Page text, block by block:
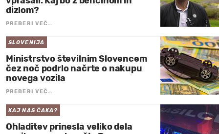
dizlom?
PREBERI VEČ…
SLOVENIJA
Ministrstvo številnim Slovencem
čez noč podrlo načrte o nakupu
novega vozila
PREBERI VEČ…
KAJ NAS ČAKA?
Ohladitev prinesla veliko dela